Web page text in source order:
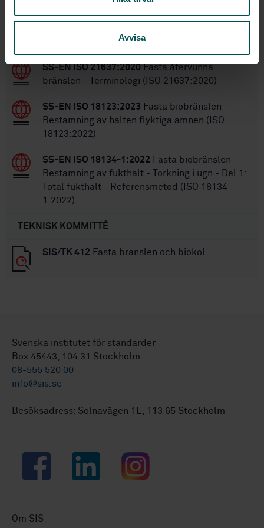
Avvisa
Inom samma område
SS-EN ISO 21637:2020Fasta återvunna
bränslen - Terminologi (ISO 21637:2020)
SS-EN ISO 18123:2023 Fasta biobränslen -
Bestämning av halten flyktiga ämnen (ISO
18123:2022)
SS-EN ISO 18134-1:2022 Fasta biobränslen -
Bestämning av fukthalt - Torkning i ugn - Del 1:
Total fukthalt - Referensmetod (ISO 18134-
1:2022)
TEKNISK KOMMITTÉ
SIS/TK 412 Fasta bränslen och biokol
Svenska institutet för standarder
Box 45443, 104 31 Stockholm
08-555 520 00
info@sis.se
Besöksadress: Solnavägen 1E, 113 65 Stockholm
Facebook LinkedIn Instagram
Om SIS